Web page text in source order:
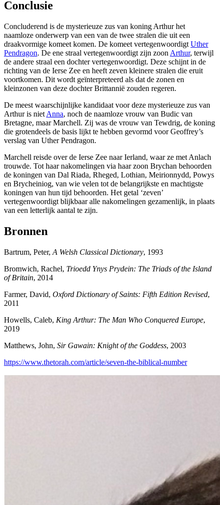
Conclusie
Concluderend is de mysterieuze zus van koning Arthur het
naamloze onderwerp van een van de twee stralen die uit een
draakvormige komeet komen. De komeet vertegenwoordigt Uther
Pendragon. De ene straal vertegenwoordigt zijn zoon Arthur, terwijl
de andere straal een dochter vertegenwoordigt. Deze schijnt in de
richting van de Ierse Zee en heeft zeven kleinere stralen die eruit
voortkomen. Dit wordt geïnterpreteerd als dat de zonen en
kleinzonen van deze dochter Brittannië zouden regeren.
De meest waarschijnlijke kandidaat voor deze mysterieuze zus van
Arthur is niet Anna, noch de naamloze vrouw van Budic van
Bretagne, maar Marchell. Zij was de vrouw van Tewdrig, de koning
die grotendeels de basis lijkt te hebben gevormd voor Geoffrey’s
verslag van Uther Pendragon.
Marchell reisde over de Ierse Zee naar Ierland, waar ze met Anlach
trouwde. Tot haar nakomelingen via haar zoon Brychan behoorden
de koningen van Dal Riada, Rheged, Lothian, Meirionnydd, Powys
en Brycheiniog, van wie velen tot de belangrijkste en machtigste
koningen van hun tijd behoorden. Het getal ‘zeven’
vertegenwoordigt blijkbaar alle nakomelingen gezamenlijk, in plaats
van een letterlijk aantal te zijn.
Bronnen
Bartrum, Peter, A Welsh Classical Dictionary, 1993
Bromwich, Rachel, Trioedd Ynys Prydein: The Triads of the Island
of Britain, 2014
Farmer, David, Oxford Dictionary of Saints: Fifth Edition Revised,
2011
Howells, Caleb, King Arthur: The Man Who Conquered Europe,
2019
Matthews, John, Sir Gawain: Knight of the Goddess, 2003
https://www.thetorah.com/article/seven-the-biblical-number